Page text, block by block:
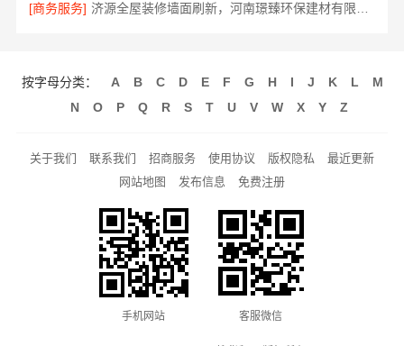
[商务服务]
按字母分类： A B C D E F G H I J K L
M
N
O P Q R S T U V W X Y Z
关于我们 联系我们 招商服务 使用协议 版权隐私
最近更新
网站地图
发布信息 免费注册
手机网站 客服微信